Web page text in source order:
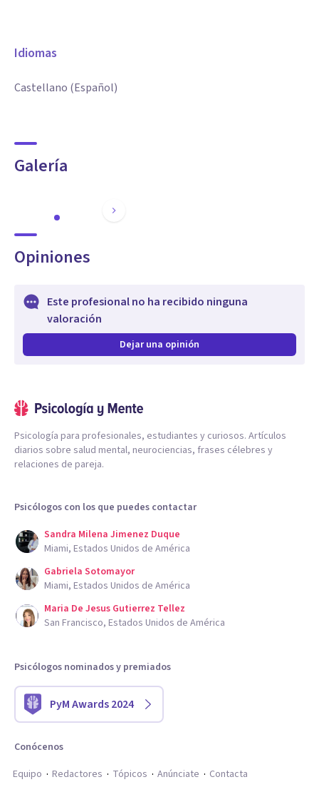
Idiomas
Castellano (Español)
Galería
Opiniones
Este profesional no ha recibido ninguna
valoración
Dejar una opinión
Psicología para profesionales, estudiantes y curiosos. Artículos
diarios sobre salud mental, neurociencias, frases célebres y
relaciones de pareja.
Psicólogos con los que puedes contactar
Sandra Milena Jimenez Duque
Miami, Estados Unidos de América
Gabriela Sotomayor
Miami, Estados Unidos de América
Maria De Jesus Gutierrez Tellez
San Francisco, Estados Unidos de América
Psicólogos nominados y premiados
PyM Awards 2024
Conócenos
Equipo
Redactores Tópicos Anúnciate Contacta